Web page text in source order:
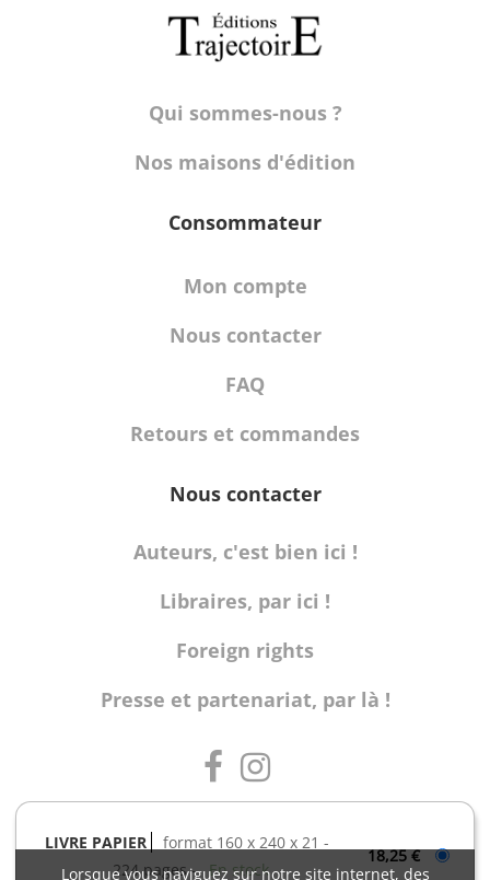
Lorsque vous naviguez sur notre site internet, des
LIVRE PAPIER
format 160 x 240 x 21
224 pages
En stock
18,25 €
Qui sommes-nous ?
Nos maisons d'édition
Consommateur
Mon compte
Nous contacter
FAQ
Retours et commandes
Nous contacter
Auteurs, c'est bien ici !
Libraires, par ici !
Foreign rights
Presse et partenariat, par là !